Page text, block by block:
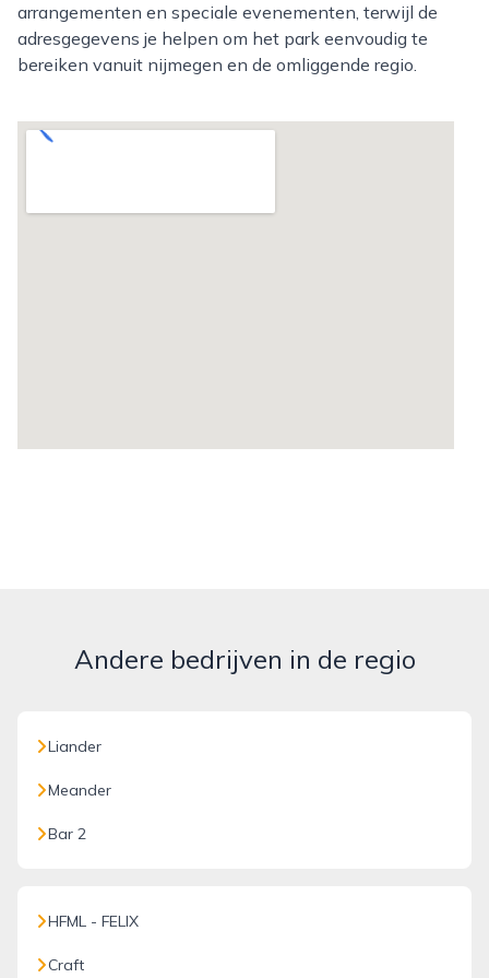
arrangementen en speciale evenementen, terwijl de
adresgegevens je helpen om het park eenvoudig te
bereiken vanuit nijmegen en de omliggende regio.
Andere bedrijven in de regio
Liander
Meander
Bar 2
HFML - FELIX
Craft